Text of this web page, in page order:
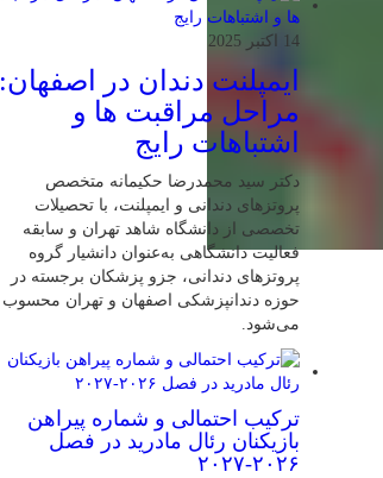
14 اکتبر 2025
ایمپلنت دندان در اصفهان:
مراحل مراقبت ها و
اشتباهات رایج
دکتر سید محمدرضا حکیمانه متخصص
پروتزهای دندانی و ایمپلنت، با تحصیلات
تخصصی از دانشگاه شاهد تهران و سابقه
فعالیت دانشگاهی به‌عنوان دانشیار گروه
پروتزهای دندانی، جزو پزشکان برجسته در
حوزه دندانپزشکی اصفهان و تهران محسوب
می‌شود.
ترکیب احتمالی و شماره پیراهن
بازیکنان رئال مادرید در فصل
۲۰۲۶-۲۰۲۷